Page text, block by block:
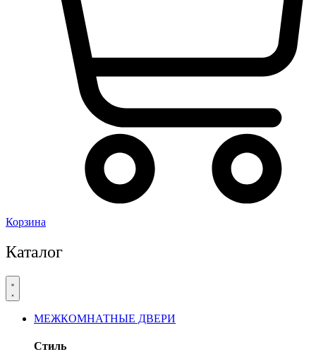
Корзина
Каталог
МЕЖКОМНАТНЫЕ ДВЕРИ
Стиль